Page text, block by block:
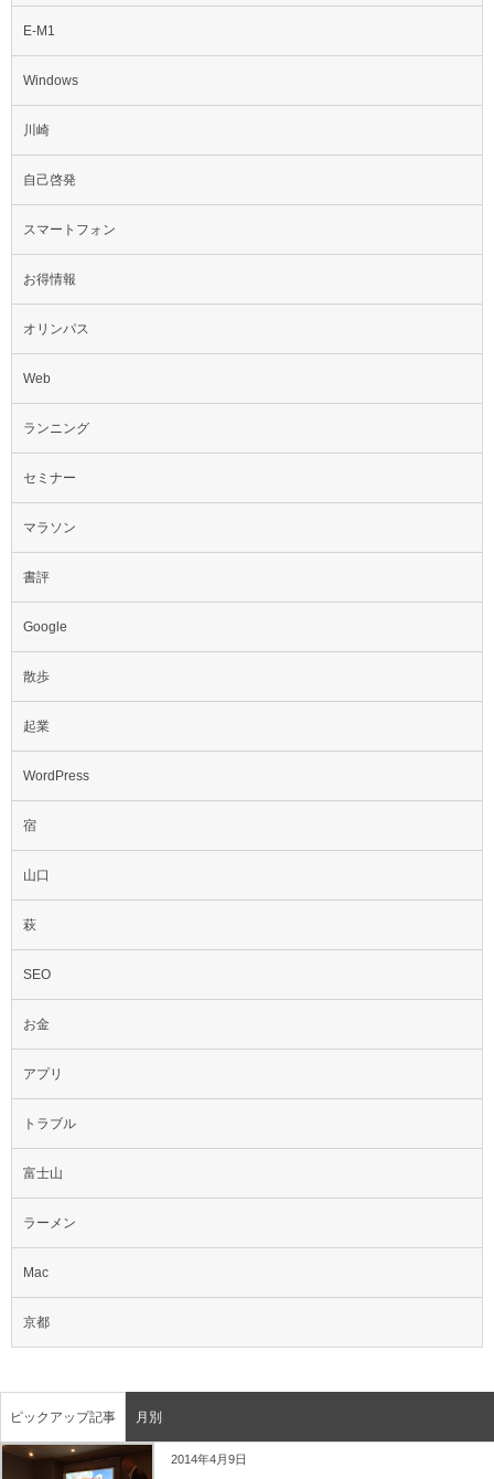
E-M1
Windows
川崎
自己啓発
スマートフォン
お得情報
オリンパス
Web
ランニング
セミナー
マラソン
書評
Google
散歩
起業
WordPress
宿
山口
萩
SEO
お金
アプリ
トラブル
富士山
ラーメン
Mac
京都
ピックアップ記事 月別
2014年4月9日